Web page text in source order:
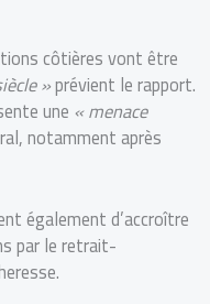
côtières vont être
»prévient le rapport.
une « menace
notamment après
également d’accroître
par le retrait-